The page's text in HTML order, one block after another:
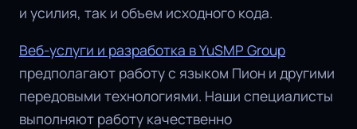
и усилия, так и объем исходного кода.
Веб-услуги и разработка в YuSMP Group
предполагают работу с языком Пион и другими
передовыми технологиями. Наши специалисты
выполняют работу качественно